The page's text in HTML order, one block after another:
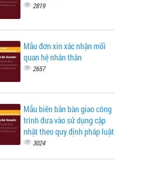
2819
Mẫu đơn xin xác nhận mối
quan hệ nhân thân
2657
Mẫu biên bản bàn giao công
trình đưa vào sử dụng cập
nhật theo quy định pháp luật
3024